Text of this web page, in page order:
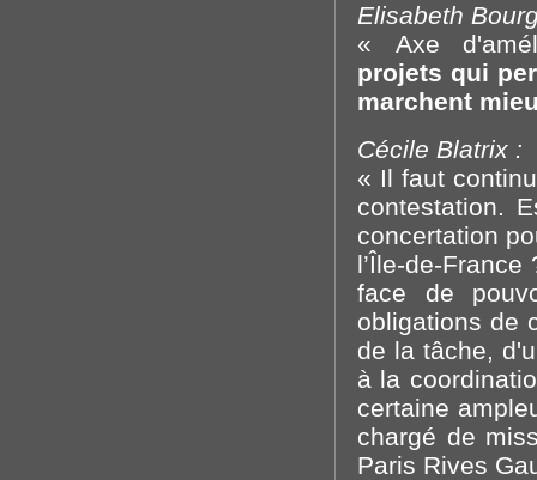
Elisabeth
« Axe
projets qui
marchent
Cécile Blatrix :
« Il faut
contestation.
concertation
l’Île-de-
face de
obligations de
de la tâche,
à la
certaine
chargé de
Paris Rives